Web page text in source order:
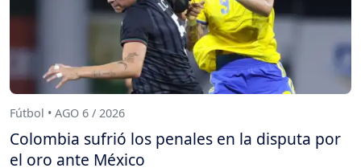
Fútbol • AGO 6 / 2026
Colombia sufrió los penales en la disputa por
el oro ante México